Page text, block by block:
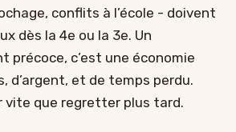
conflits à l’école - doivent
dès la 4e ou la 3e. Un
précoce, c’est une économie
d’argent, et de temps perdu.
vite que regretter plus tard.